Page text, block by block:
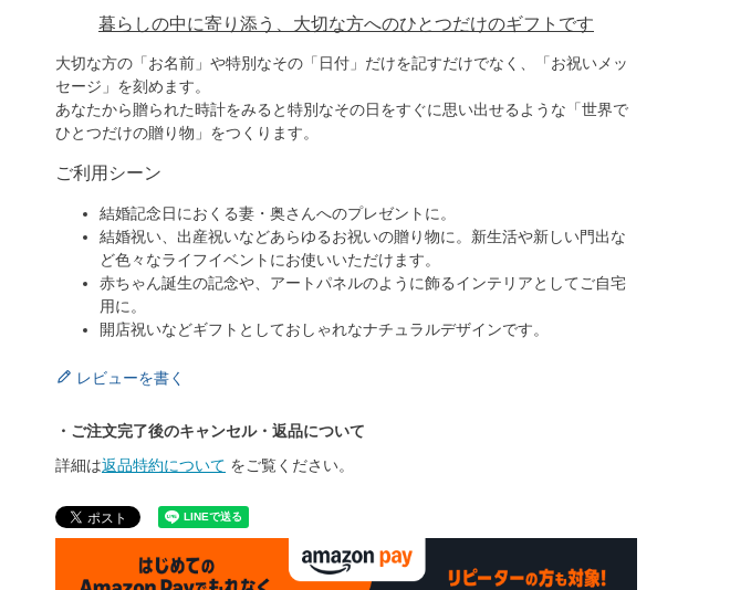
暮らしの中に寄り添う、大切な方へのひとつだけのギフトです
大切な方の「お名前」や特別なその「日付」だけを記すだけでなく、「お祝いメッ
セージ」を刻めます。
あなたから贈られた時計をみると特別なその日をすぐに思い出せるような「世界で
ひとつだけの贈り物」をつくります。
ご利用シーン
結婚記念日におくる妻・奥さんへのプレゼントに。
結婚祝い、出産祝いなどあらゆるお祝いの贈り物に。新生活や新しい門出な
ど色々なライフイベントにお使いいただけます。
赤ちゃん誕生の記念や、アートパネルのように飾るインテリアとしてご自宅
用に。
開店祝いなどギフトとしておしゃれなナチュラルデザインです。
レビューを書く
・ご注文完了後のキャンセル・返品について
詳細は返品特約について をご覧ください。